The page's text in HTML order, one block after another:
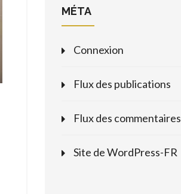
MÉTA
Connexion
Flux des publications
Flux des commentaires
Site de WordPress-FR